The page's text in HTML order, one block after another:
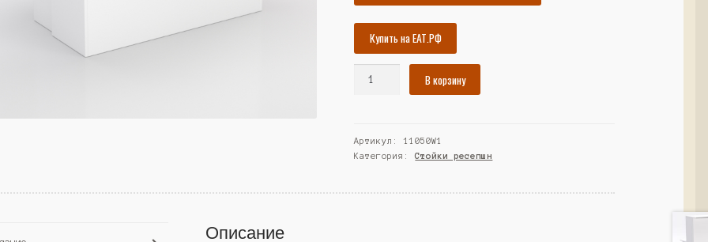
Купить на ЕАТ.РФ
№4Б
с
кантом,
В корзину
Артикул:11050W1
Категория:Стойки ресепшн
Описание